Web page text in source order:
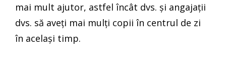
mai mult ajutor, astfel încât dvs. și angajații
dvs. să aveți mai mulți copii în centrul de zi
în același timp.